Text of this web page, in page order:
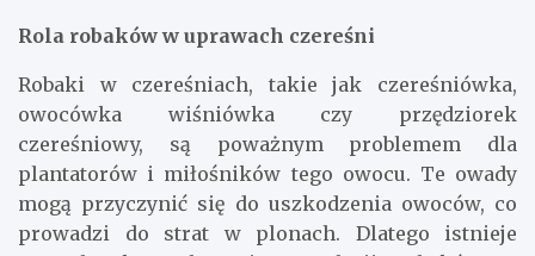
Rola robaków w uprawach czereśni
Robaki w czereśniach, takie jak czereśniówka,
owocówka wiśniówka czy przędziorek
czereśniowy, są poważnym problemem dla
plantatorów i miłośników tego owocu. Te owady
mogą przyczynić się do uszkodzenia owoców, co
prowadzi do strat w plonach. Dlatego istnieje